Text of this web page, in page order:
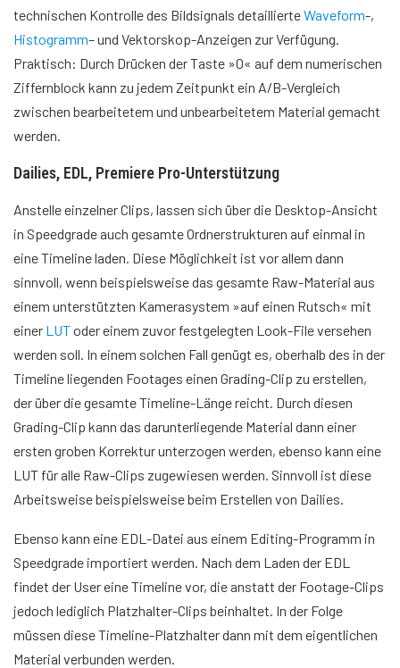
technischen Kontrolle des Bildsignals detaillierteWaveform-,
Histogramm– und Vektorskop-Anzeigen zur Verfügung.
Praktisch: Durch Drücken der Taste »0« auf dem numerischen
Ziffernblock kann zu jedem Zeitpunkt ein A/B-Vergleich
zwischen bearbeitetem und unbearbeitetem Material gemacht
werden.
Dailies, EDL, Premiere Pro-Unterstützung
Anstelle einzelner Clips, lassen sich über die Desktop-Ansicht
in Speedgrade auch gesamte Ordnerstrukturen auf einmal in
eine Timeline laden. Diese Möglichkeit ist vor allem dann
sinnvoll, wenn beispielsweise das gesamte Raw-Material aus
einem unterstützten Kamerasystem »auf einen Rutsch« mit
einer LUToder einem zuvor festgelegten Look-File versehen
werden soll. In einem solchen Fall genügt es, oberhalb des in der
Timeline liegenden Footages einen Grading-Clip zu erstellen,
der über die gesamte Timeline-Länge reicht. Durch diesen
Grading-Clip kann das darunterliegende Material dann einer
ersten groben Korrektur unterzogen werden, ebenso kann eine
LUT für alle Raw-Clips zugewiesen werden. Sinnvoll ist diese
Arbeitsweise beispielsweise beim Erstellen von Dailies.
Ebenso kann eine EDL-Datei aus einem Editing-Programm in
Speedgrade importiert werden. Nach dem Laden der EDL
findet der User eine Timeline vor, die anstatt der Footage-Clips
jedoch lediglich Platzhalter-Clips beinhaltet. In der Folge
müssen diese Timeline-Platzhalter dann mit dem eigentlichen
Material verbunden werden.